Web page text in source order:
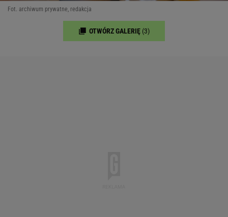
Fot. archiwum prywatne, redakcja
OTWÓRZ GALERIĘ (3)